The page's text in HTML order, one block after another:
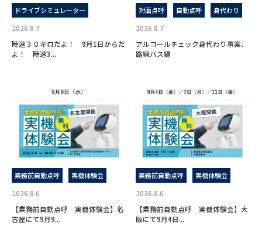
ドライブシミュレーター
2026.8.7
時速３０キロだよ！ 9月1日からだ
よ！ 時速3...
対面点呼 自動点呼 身代わり
2026.8.7
アルコールチェック身代わり事案、
路線バス編
業務前自動点呼 実機体験会
2026.8.6
【業務前自動点呼 実機体験会】名
古屋にて9月9...
業務前自動点呼 実機体験会
2026.8.6
【業務前自動点呼 実機体験会】大
阪にて9月4日...